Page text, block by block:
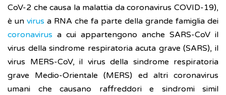
CoV-2 che causa la malattia da coronavirus COVID-19),
è un virus a RNA che fa parte della grande famiglia dei
coronavirus a cui appartengono anche SARS-CoV il
virus della sindrome respiratoria acuta grave (SARS), il
virus MERS-CoV, il virus della sindrome respiratoria
grave Medio-Orientale (MERS) ed altri coronavirus
umani che causano raffreddori e sindromi simil